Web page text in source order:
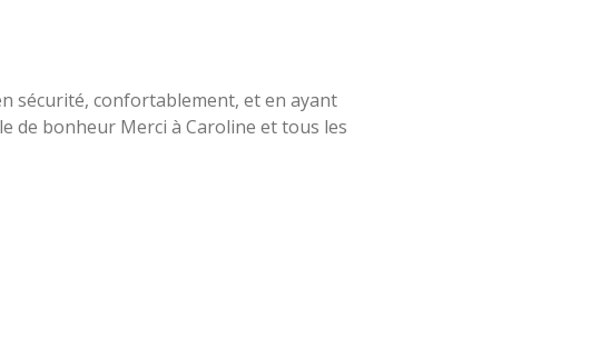
sécurité, confortablement, et en ayant
de bonheur Merci à Caroline et tous les